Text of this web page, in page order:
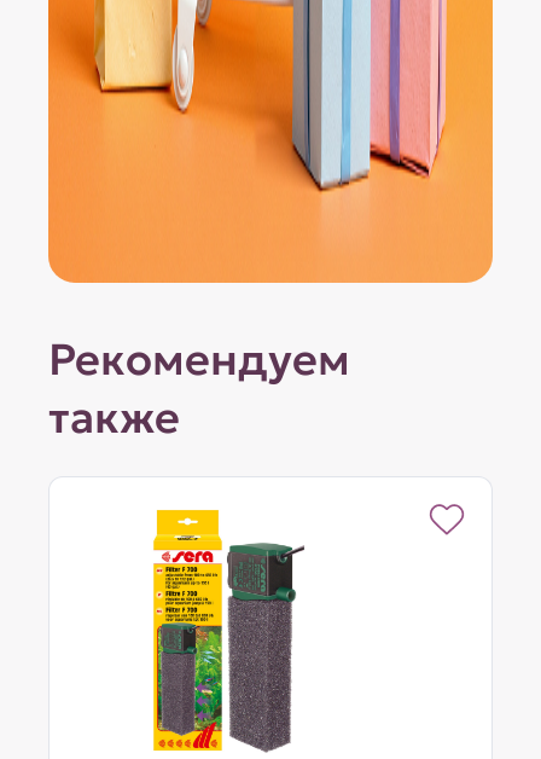
Рекомендуем
также